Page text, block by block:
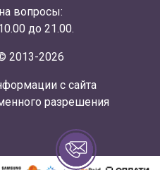
вопросы:
до 21.00.
2013-2026
с сайта
разрешения